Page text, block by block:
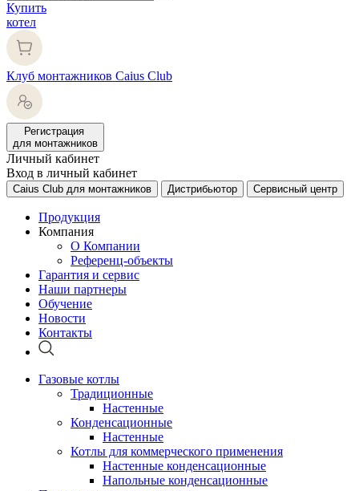
Купить
котел
Клуб монтажников Caius Club
Регистрация
для монтажников
Личный кабинет
Вход в личный кабинет
Caius Club для монтажников Дистрибьютор Сервисный центр
Продукция
Компания
О Компании
Референц-объекты
Гарантия и сервис
Наши партнеры
Обучение
Новости
Контакты
Газовые котлы
Традиционные
Настенные
Конденсационные
Настенные
Котлы для коммерческого применения
Настенные конденсационные
Напольные конденсационные